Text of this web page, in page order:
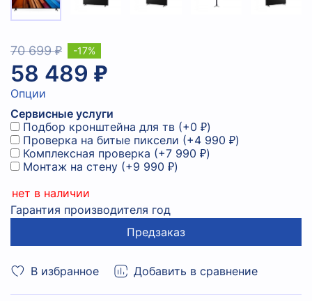
В избранное Добавить в сравнение
70 699 ₽
58 489 ₽
-17%
Опции
Сервисные услуги
Подбор кронштейна для тв (+0 ₽)
Проверка на битые пиксели (+4 990 ₽)
Комплексная проверка (+7 990 ₽)
Монтаж на стену (+9 990 ₽)
нет в наличии
Гарантия производителя год
Предзаказ